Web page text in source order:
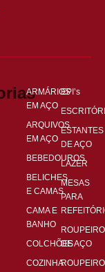
ARMÁRIOS
EM AÇO
ARQUIVOS
EM AÇO
BEBEDOUROS
BELICHES
E CAMAS
CAMA E
BANHO
COLCHÕES
COZINHA
EPI’s
ESTANTES
DE AÇO
LAZER
MESAS
PARA
DE AÇO